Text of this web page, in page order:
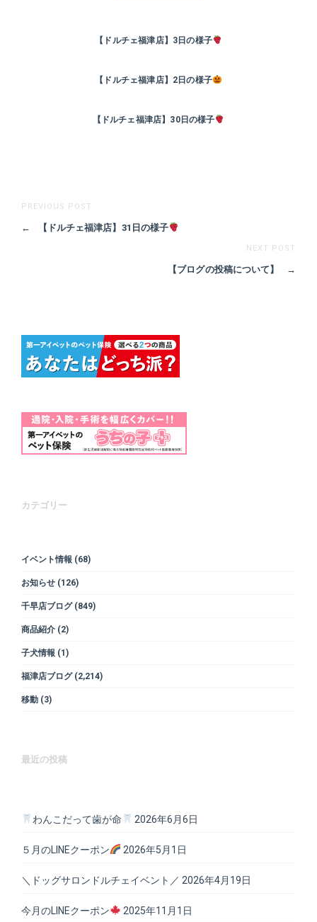
【ドルチェ福津店】3日の様子
【ドルチェ福津店】2日の様子
【ドルチェ福津店】30日の様子
PREVIOUS POST
← 【ドルチェ福津店】31日の様子
NEXT POST
【ブログの投稿について】 →
カテゴリー
イベント情報 (68)
お知らせ(126)
千早店ブログ(849)
商品紹介(2)
子犬情報 (1)
福津店ブログ(2,214)
移動(3)
最近の投稿
わんこだって歯が命 2026年6月6日
５月のLINEクーポン 2026年5月1日
＼ドッグサロンドルチェイベント／ 2026年4月19日
今月のLINEクーポン 2025年11月1日